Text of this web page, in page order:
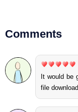
Comments
It would be
file download